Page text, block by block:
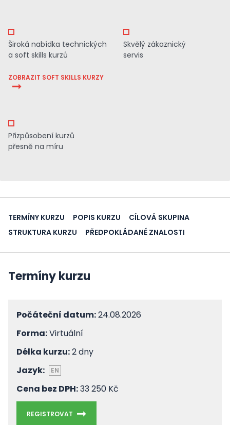
Široká nabídka technických
a soft skills kurzů
ZOBRAZIT SOFT SKILLS KURZY
Skvělý zákaznický
servis
Přizpůsobení kurzů
přesně na míru
TERMÍNY KURZU POPIS KURZU
CÍLOVÁ SKUPINA
STRUKTURA KURZU
PŘEDPOKLÁDANÉ ZNALOSTI
Termíny kurzu
Počáteční datum:24.08.2026
Forma:Virtuální
Délka kurzu:2 dny
Jazyk:
EN
Cena bez DPH:33 250 Kč
REGISTROVAT